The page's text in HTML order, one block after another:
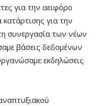
για την αειφόρο
για την
συνεργασία των νέων
βάσεις δεδομένων
εκδηλώσεις